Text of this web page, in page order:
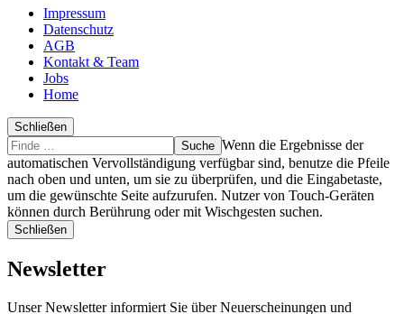
Impressum
Datenschutz
AGB
Kontakt & Team
Jobs
Home
Schließen
Suche
Finde
…
Wenn die Ergebnisse der
automatischen Vervollständigung verfügbar sind, benutze die Pfeile
nach oben und unten, um sie zu überprüfen, und die Eingabetaste,
um die gewünschte Seite aufzurufen. Nutzer von Touch-Geräten
können durch Berührung oder mit Wischgesten suchen.
Schließen
Newsletter
Unser Newsletter informiert Sie über Neuerscheinungen und